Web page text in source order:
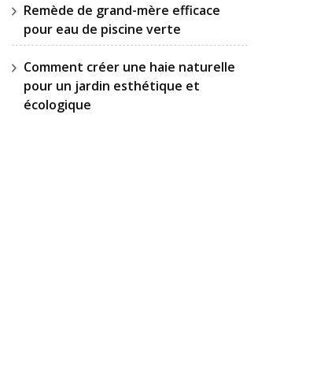
Remède de grand-mère efficace
pour eau de piscine verte
Comment créer une haie naturelle
pour un jardin esthétique et
écologique